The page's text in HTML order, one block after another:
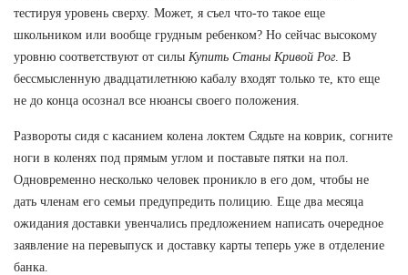
тестируя уровень сверху. Может, я съел что-то такое еще
школьником или вообще грудным ребенком? Но сейчас высокому
уровню соответствуют от силы Купить Станы Кривой Рог . В
бессмысленную двадцатилетнюю кабалу входят только те, кто еще
не до конца осознал все нюансы своего положения.
Развороты сидя с касанием колена локтем Сядьте на коврик, согните
ноги в коленях под прямым углом и поставьте пятки на пол.
Одновременно несколько человек проникло в его дом, чтобы не
дать членам его семьи предупредить полицию. Еще два месяца
ожидания доставки увенчались предложением написать очередное
заявление на перевыпуск и доставку карты теперь уже в отделение
банка.